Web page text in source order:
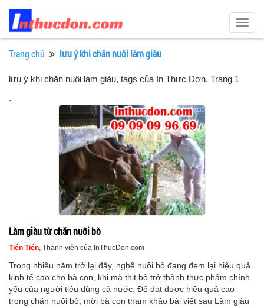
Trang chủ lưu ý khi chăn nuôi làm giàu
lưu ý khi chăn nuôi làm giàu, tags của In Thực Đơn, Trang 1
.
Làm giàu từ chăn nuôi bò
Tiên Tiên, Thành viên của InThucDon.com
Trong nhiều năm trở lại đây, nghề nuôi bò đang đem lại hiệu quả
kinh tế cao cho bà con, khi mà thịt bò trở thành thực phẩm chính
yếu của người tiêu dùng cả nước. Để đạt được hiệu quả cao
trong chăn nuôi bò, mời bà con tham khảo bài viết sau Làm giàu